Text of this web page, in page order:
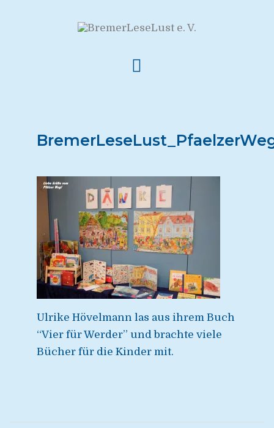
Ulrike Hövelmann las aus ihrem Buch
“Vier für Werder” und brachte viele
Bücher für die Kinder mit.